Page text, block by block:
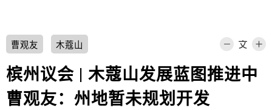
曹观友 木蔻山
槟州议会 | 木蔻山发展蓝图推进中
曹观友：州地暂未规划开发